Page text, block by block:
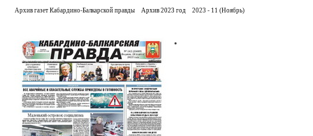
Архив газет Кабардино-Балкарской правды Архив 2023 год 2023 - 11 (Ноябрь)
.